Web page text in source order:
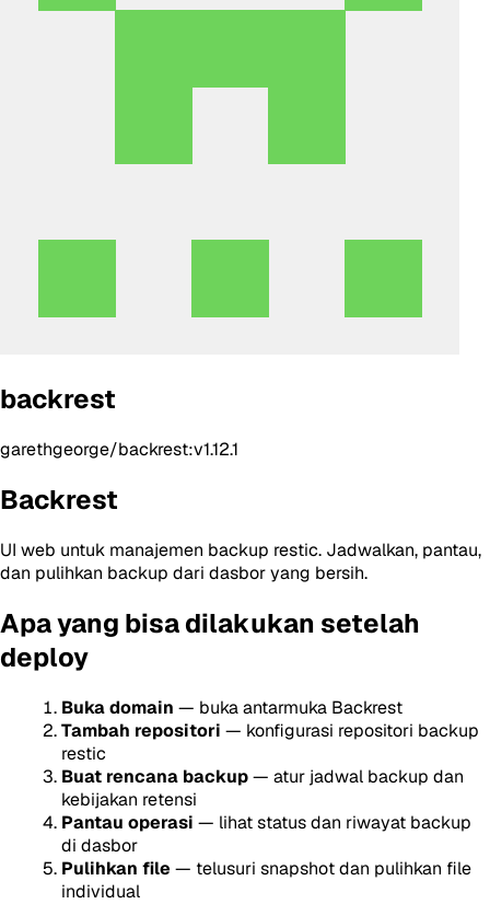
backrest
garethgeorge/backrest:v1.12.1
Backrest
UI web untuk manajemen backup restic. Jadwalkan, pantau,
dan pulihkan backup dari dasbor yang bersih.
Apa yang bisa dilakukan setelah
deploy
Buka domain — buka antarmuka Backrest
Tambah repositori — konfigurasi repositori backup
restic
Buat rencana backup— atur jadwal backup dan
kebijakan retensi
Pantau operasi — lihat status dan riwayat backup
di dasbor
Pulihkan file — telusuri snapshot dan pulihkan file
individual